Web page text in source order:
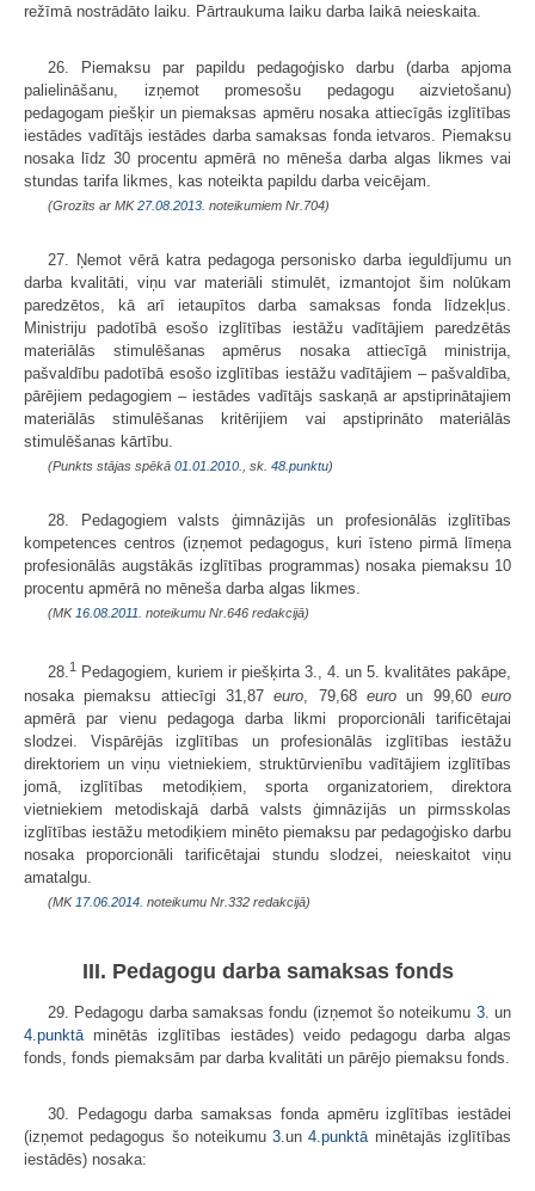
režīmā nostrādāto laiku. Pārtraukuma laiku darba laikā neieskaita.
26. Piemaksu par papildu pedagoģisko darbu (darba apjoma
palielinā­šanu, izņemot promesošu pedagogu aizvietošanu)
pedagogam piešķir un piemaksas apmēru nosaka attiecīgās izglītības
iestādes vadītājs iestādes darba samaksas fonda ietvaros. Piemaksu
nosaka līdz 30 procentu apmērā no mēneša darba algas likmes vai
stundas tarifa likmes, kas noteikta papildu darba veicējam.
(Grozīts ar MK27.08.2013. noteikumiem Nr.704)
27. Ņemot vērā katra pedagoga personisko darba ieguldījumu un
darba kvalitāti, viņu var materiāli stimulēt, izmantojot šim nolūkam
paredzētos, kā arī ietaupītos darba samaksas fonda līdzekļus.
Ministriju padotībā esošo izglītības iestāžu vadītājiem paredzētās
materiālās stimulēšanas apmērus nosaka attiecīgā ministrija,
pašvaldību padotībā esošo izglītības iestāžu vadītājiem – pašvaldība,
pārējiem pedagogiem – iestādes vadītājs saskaņā ar apstiprinātajiem
materiālās stimulēšanas kritērijiem vai apstiprināto materiālās
stimulēšanas kārtību.
(Punkts stājas spēkā 01.01.2010. , sk. 48.punktu)
28. Pedagogiem valsts ģimnāzijās un profesionālās izglītības
kompetences centros (izņemot pedagogus, kuri īsteno pirmā līmeņa
profesionālās augstākās izglītības programmas) nosaka piemaksu 10
procentu apmērā no mēneša darba algas likmes.
(MK 16.08.2011. noteikumu Nr.646 redakcijā)
28.1
Pedagogiem, kuriem ir piešķirta 3., 4. un 5. kvalitātes pakāpe,
nosaka piemaksu attiecīgi 31,87euro , 79,68euro un 99,60euro
apmērā par vienu pedagoga darba likmi proporcionāli tarificētajai
slodzei. Vispārējās izglītības un profesionālās izglītības iestāžu
direktoriem un viņu vietniekiem, struktūrvienību vadītājiem izglītības
jomā, izglītības metodiķiem, sporta organizatoriem, direktora
vietniekiem metodiskajā darbā valsts ģimnāzijās un pirmsskolas
izglītības iestāžu metodiķiem minēto piemaksu par pedagoģisko darbu
nosaka proporcionāli tarificētajai stundu slodzei, neieskaitot viņu
amatalgu.
(MK 17.06.2014. noteikumu Nr.332 redakcijā)
III. Pedagogu darba samaksas fonds
29. Pedagogu darba samaksas fondu (izņemot šo noteikumu 3.un
4.punktāminētās izglītības iestādes) veido pedagogu darba algas
fonds, fonds piemaksām par darba kvalitāti un pārējo piemaksu fonds.
30. Pedagogu darba samaksas fonda apmēru izglītības iestādei
(izņemot pedagogus šo noteikumu3.un4.punktāminētajās izglītības
iestādēs) nosaka: